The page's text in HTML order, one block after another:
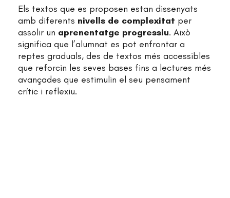
Els textos que es proposen estan dissenyats
amb diferents nivells de complexitat per
assolir un aprenentatge progressiu. Això
significa que l’alumnat es pot enfrontar a
reptes graduals, des de textos més accessibles
que reforcin les seves bases fins a lectures més
avançades que estimulin el seu pensament
crític i reflexiu.